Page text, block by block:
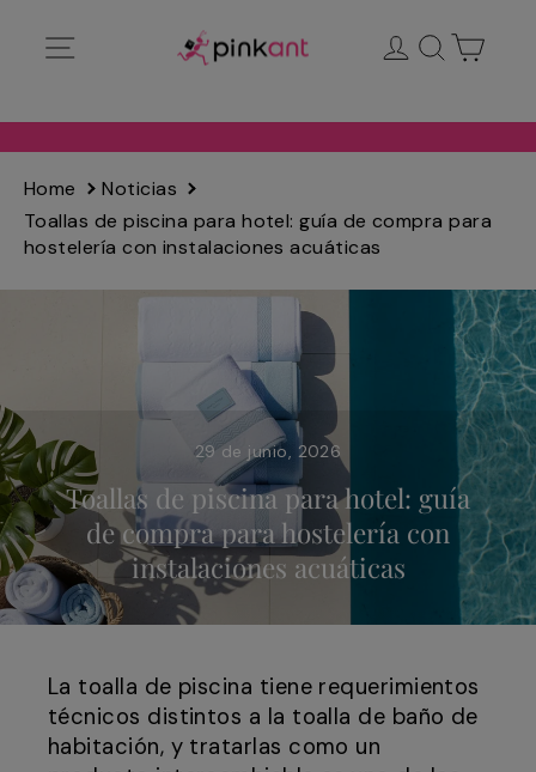
directamente
Ingresar
Buscar
Home
Noticias
Toallas de piscina para hotel: guía de compra para
hostelería con instalaciones acuáticas
29 de junio, 2026
Toallas de piscina para hotel: guía
de compra para hostelería con
instalaciones acuáticas
La toalla de piscina tiene requerimientos
técnicos distintos a la toalla de baño de
habitación, y tratarlas como un